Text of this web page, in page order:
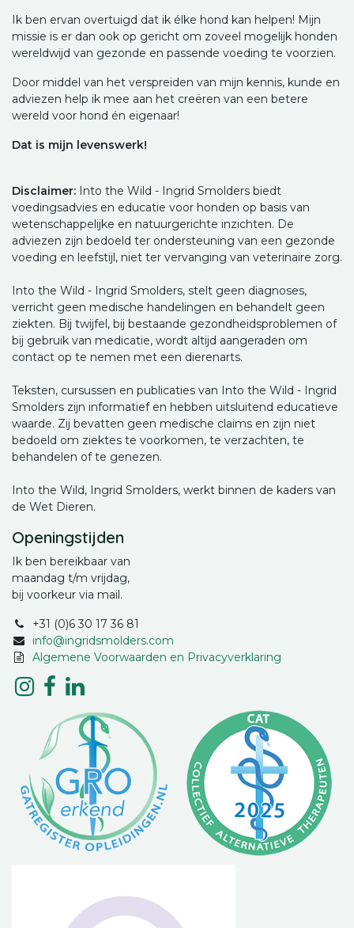
Ik ben ervan overtuigd dat ik élke hond kan helpen! Mijn
missie is er dan ook op gericht om zoveel mogelijk honden
wereldwijd van gezonde en passende voeding te voorzien.
Door middel van het verspreiden van mijn kennis, kunde en
adviezen help ik mee aan het creëren van een betere
wereld voor hond én eigenaar!
Dat is mijn levenswerk!
Disclaimer: Into the Wild - Ingrid Smolders biedt
voedingsadvies en educatie voor honden op basis van
wetenschappelijke en natuurgerichte inzichten. De
adviezen zijn bedoeld ter ondersteuning van een gezonde
voeding en leefstijl, niet ter vervanging van veterinaire zorg.
Into the Wild - Ingrid Smolders, stelt geen diagnoses,
verricht geen medische handelingen en behandelt geen
ziekten. Bij twijfel, bij bestaande gezondheidsproblemen of
bij gebruik van medicatie, wordt altijd aangeraden om
contact op te nemen met een dierenarts.
Teksten, cursussen en publicaties van Into the Wild - Ingrid
Smolders zijn informatief en hebben uitsluitend educatieve
waarde. Zij bevatten geen medische claims en zijn niet
bedoeld om ziektes te voorkomen, te verzachten, te
behandelen of te genezen.
Into the Wild, Ingrid Smolders, werkt binnen de kaders van
de Wet Dieren.
Openingstijden
Ik ben bereikbaar van
maandag t/m vrijdag,
bij voorkeur via mail.
+31 (0)6 30 17 36 81
info@ingridsmolders.com
Algemene Voorwaarden en Privacyverklaring